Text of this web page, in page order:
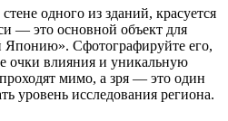
одного из зданий, красуется
— это основной объект для
Японию». Сфотографируйте его,
очки влияния и уникальную
мимо, а зря — это один
уровень исследования региона.